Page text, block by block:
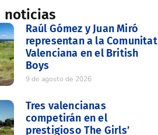
noticias
Raúl Gómez y Juan Miró
representan a la Comunitat
Valenciana en el British
Boys
9 de agosto de 2026
Tres valencianas
competirán en el
prestigioso The Girls’